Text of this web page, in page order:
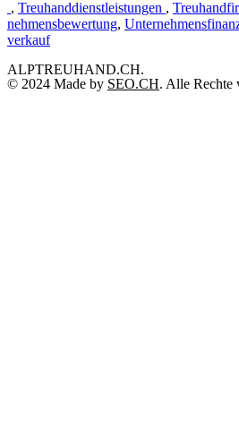
, Treuhanddienstleistungen ,
nehmensbewertung,
verkauf
ALPTREUHAND.CH.
© 2024 Made by SEO.CH. Alle Rechte